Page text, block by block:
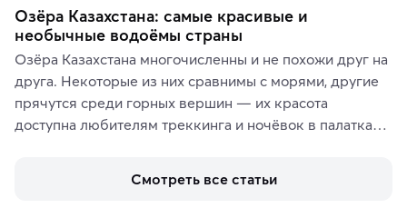
Озёра Казахстана: самые красивые и
необычные водоёмы страны
Озёра Казахстана многочисленны и не похожи друг на
друга. Некоторые из них сравнимы с морями, другие
прячутся среди горных вершин — их красота
доступна любителям треккинга и ночёвок в палатках.
Смотреть все статьи